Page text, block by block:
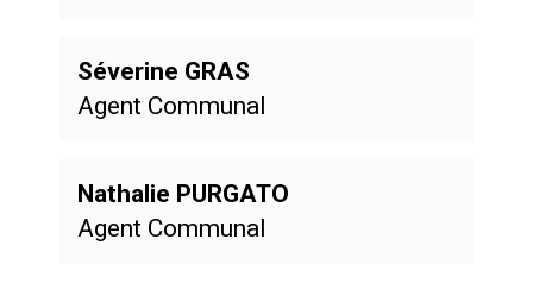
Séverine GRAS
Agent Communal
Nathalie PURGATO
Agent Communal